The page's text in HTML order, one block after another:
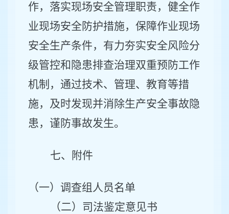
作， 落实现场安全管理职责，健全作
业现场安全防护措施，保障作业现场
安全生产条件， 有力夯实安全风险分
级管控和隐患排查治理双重预防工作
机制 ， 通过技术、管理、教育等措
施，及时发现并消除生产安全事故隐
患，谨防事故发生。
七、附件
（一）调查组人员名单
（二） 司法鉴定意见书